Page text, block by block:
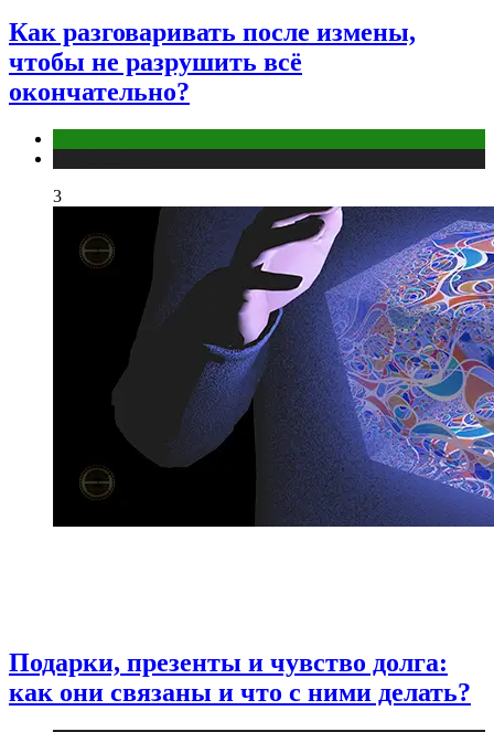
Как разговаривать после измены,
чтобы не разрушить всё
окончательно?
3
Подарки, презенты и чувство долга:
как они связаны и что с ними делать?